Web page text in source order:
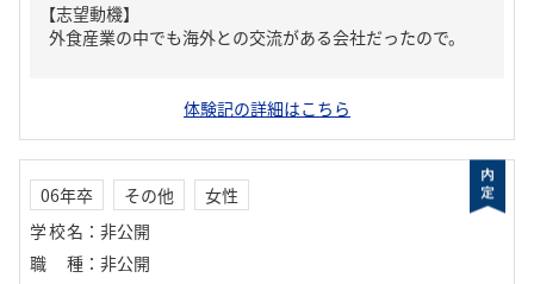
【志望動機】
外食産業の中でも海外との交流がある会社だったので。
体験記の詳細はこちら
06年卒 その他
女性
学校名 ： 非公開
職種 ： 非公開